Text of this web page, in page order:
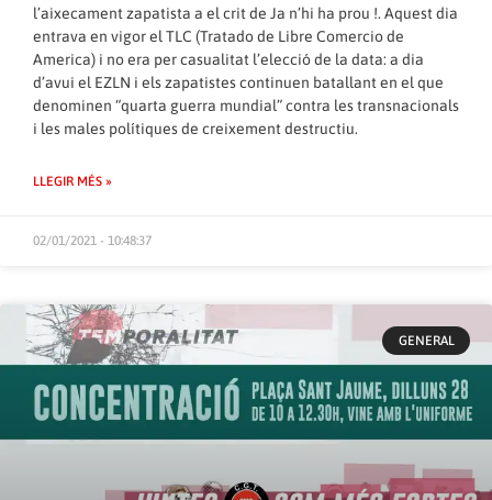
l’aixecament zapatista a el crit de Ja n’hi ha prou !. Aquest dia
entrava en vigor el TLC (Tratado de Libre Comercio de
America) i no era per casualitat l’elecció de la data: a dia
d’avui el EZLN i els zapatistes continuen batallant en el que
denominen “quarta guerra mundial” contra les transnacionals
i les males polítiques de creixement destructiu.
LLEGIR MÉS »
02/01/2021 - 10:48:37
GENERAL